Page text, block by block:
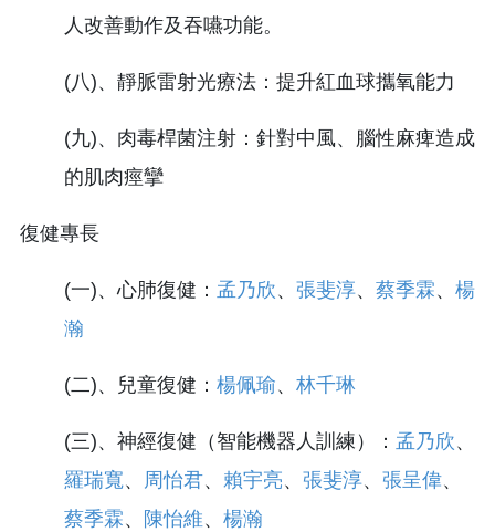
人改善動作及吞嚥功能。
(八)、靜脈雷射光療法：提升紅血球攜氧能力
(九)、肉毒桿菌注射：針對中風、腦性麻痺造成
的肌肉痙攣
復健專長
(一)、心肺復健： 孟乃欣、 張斐淳、 蔡季霖、 楊
瀚
(二)、兒童復健： 楊佩瑜、 林千琳
(三)、神經復健（智能機器人訓練）： 孟乃欣、
羅瑞寬、 周怡君、 賴宇亮、 張斐淳、 張呈偉、
蔡季霖、 陳怡維、 楊瀚